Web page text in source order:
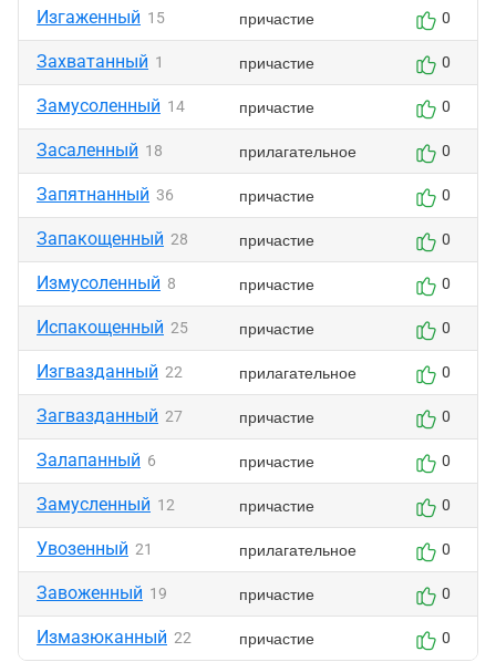
Изгаженный 15 причастие 0
Захватанный 1 причастие 0
Замусоленный 14 причастие 0
Засаленный 18 прилагательное 0
Запятнанный 36 причастие 0
Запакощенный 28 причастие 0
Измусоленный 8 причастие 0
Испакощенный 25 причастие 0
Изгвазданный 22 прилагательное 0
Загвазданный 27 причастие 0
Залапанный 6 причастие 0
Замусленный 12 причастие 0
Увозенный 21 прилагательное 0
Завоженный 19 причастие 0
Измазюканный 22 причастие 0